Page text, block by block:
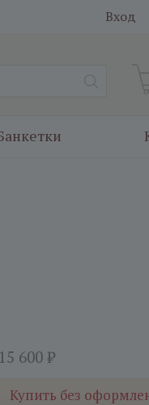
Вход
600₽
Купить без